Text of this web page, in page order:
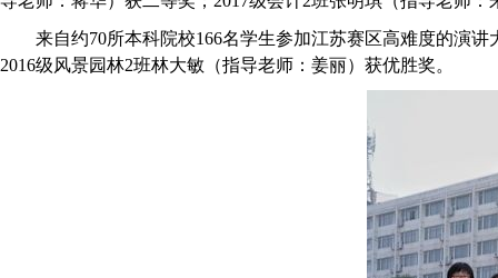
来自约70所本科院校166名学生参加江苏赛区高难度的演
2016级风景园林2班林大敏（指导老师：姜丽）获优胜奖。